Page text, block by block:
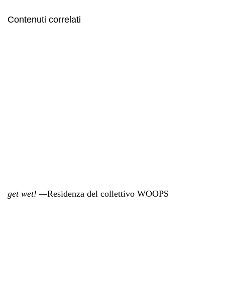
Contenuti correlati
get wet! —Residenza del collettivo WOOPS